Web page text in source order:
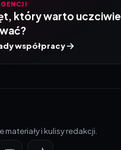
który warto uczciwie
współpracy
materiały i kulisy redakcji.